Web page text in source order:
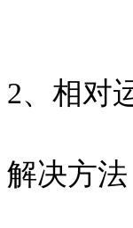
2、相对
解决方法